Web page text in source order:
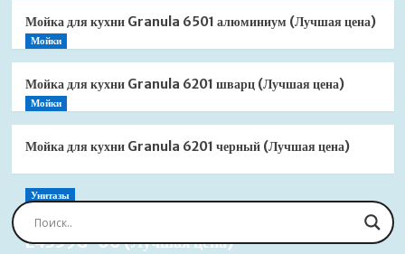
Мойка для кухни Granula 6501 алюминиум (Лучшая цена)
Мойки
Мойка для кухни Granula 6201 шварц (Лучшая цена)
Мойки
Мойка для кухни Granula 6201 черный (Лучшая цена)
Унитазы
Сиденье для унитаза Jacob Delafon Brive
E4359G-00 (Лучшая цена)